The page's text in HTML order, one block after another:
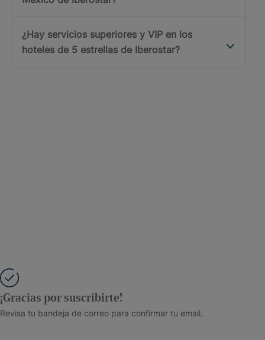
¿Hay servicios superiores y VIP en los
hoteles de 5 estrellas de Iberostar?
¡Gracias por suscribirte!
Revisa tu bandeja de correo para confirmar tu email.